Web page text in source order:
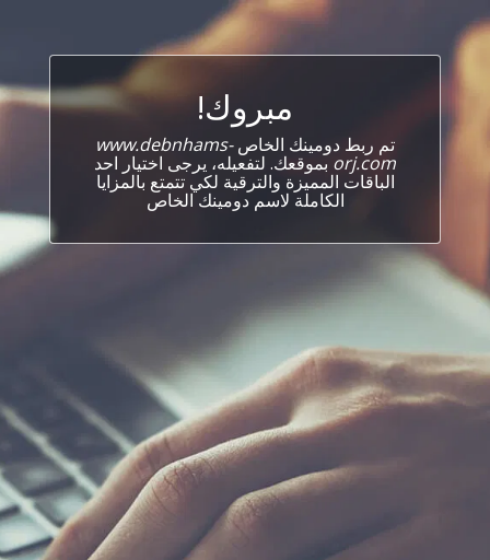
مبروك!
تم ربط دومينك الخاصwww.debnhams-
orj.com بموقعك. لتفعيله، يرجى اختيار احد
الباقات المميزة والترقية لكي تتمتع بالمزايا
الكاملة لاسم دومينك الخاص